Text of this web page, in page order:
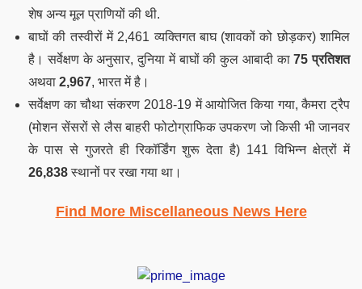
शेष अन्य मूल प्राणियों की थी.
बाघों की तस्वीरों में 2,461 व्यक्तिगत बाघ (शावकों को छोड़कर) शामिल
है। सर्वेक्षण के अनुसार, दुनिया में बाघों की कुल आबादी का75 प्रतिशत
अथवा 2,967, भारत में है।
सर्वेक्षण का चौथा संकरण 2018-19 में आयोजित किया गया, कैमरा ट्रैप
(मोशन सेंसरों से लैस बाहरी फोटोग्राफिक उपकरण जो किसी भी जानवर
के पास से गुजरते ही रिकॉर्डिंगशुरू देता है) 141 विभिन्न क्षेत्रों में
26,838स्थानों पर रखा गया था।
Find More Miscellaneous News Here